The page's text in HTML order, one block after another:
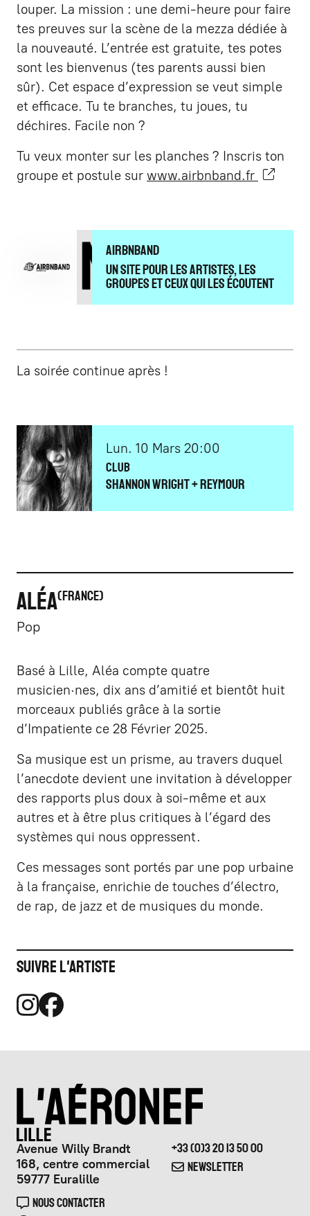
louper. La mission : une demi-heure pour faire
tes preuves sur la scène de la mezza dédiée à
la nouveauté. L’entrée est gratuite, tes potes
sont les bienvenus (tes parents aussi bien
sûr). Cet espace d’expression se veut simple
et efficace. Tu te branches, tu joues, tu
déchires. Facile non ?
Tu veux monter sur les planches ? Inscris ton
groupe et postule sur www.airbnband.fr
Airbnband
Un site pour les artistes, les
groupes et ceux qui les écoutent
La soirée continue après !
lundi
Lun. 10 mars
Mars 20:00
Club
SHANNON WRIGHT + REYMOUR
ALÉA FRANCE
Pop
Basé à Lille, Aléa compte quatre
musicien·nes, dix ans d’amitié et bientôt huit
morceaux publiés grâce à la sortie
d’Impatiente ce 28 Février 2025.
Sa musique est un prisme, au travers duquel
l’anecdote devient une invitation à développer
des rapports plus doux à soi-même et aux
autres et à être plus critiques à l’égard des
systèmes qui nous oppressent.
Ces messages sont portés par une pop urbaine
à la française, enrichie de touches d’électro,
de rap, de jazz et de musiques du monde.
Suivre l'artiste
Avenue Willy Brandt
168, centre commercial
59777 Euralille
NOUS CONTACTER
+33 (0)3 20 13 50 00
NEWSLETTER